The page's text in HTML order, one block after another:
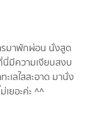
รมาพักผ่อน นั่งสูด
มีความเงียบสงบ
เลใสสะอาด มานั่ง
ยอะค่ะ ^^